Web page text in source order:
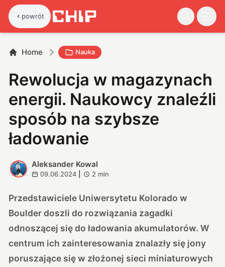
powrót
Home Nauka
Rewolucja w magazynach
energii. Naukowcy znaleźli
sposób na szybsze
ładowanie
A
Aleksander Kowal
09.06.2024 2 min
Przedstawiciele Uniwersytetu Kolorado w
Boulder doszli do rozwiązania zagadki
odnoszącej się do ładowania akumulatorów. W
centrum ich zainteresowania znalazły się jony
poruszające się w złożonej sieci miniaturowych